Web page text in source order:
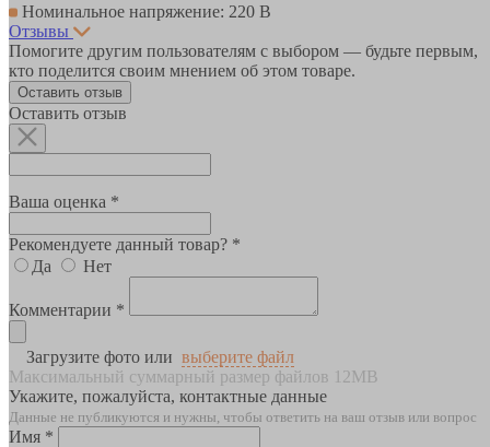
Номинальное напряжение: 220 В
Отзывы
Помогите другим пользователям с выбором — будьте первым,
кто поделится своим мнением об этом товаре.
Оставить отзыв
Оставить отзыв
Ваша оценка *
Рекомендуете данный товар? *
Да
Нет
Комментарии *
Загрузите фото или выберите файл
Максимальный суммарный размер файлов 12MB
Укажите, пожалуйста, контактные данные
Данные не публикуются и нужны, чтобы ответить на ваш отзыв или вопрос
Имя *